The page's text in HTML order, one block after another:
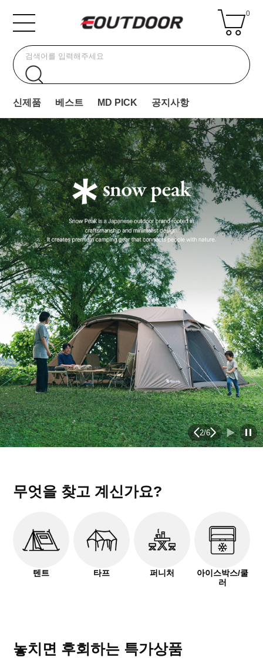
0
신제품 베스트 MD PICK 공지사항
2/6
무엇을 찾고 계신가요?
텐트 타프 퍼니처
아이스박스/쿨
러
놓치면 후회하는 특가상품